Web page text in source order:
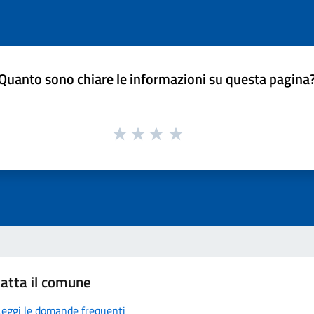
sono chiare le informazioni su questa
il comune
le domande frequenti